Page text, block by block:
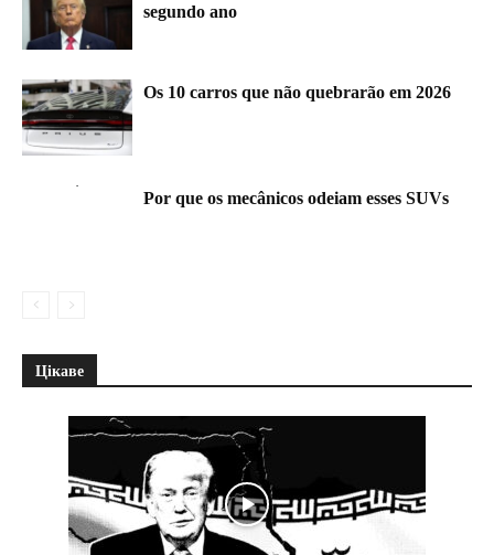
segundo ano
Os 10 carros que não quebrarão em 2026
Por que os mecânicos odeiam esses SUVs
Цікаве